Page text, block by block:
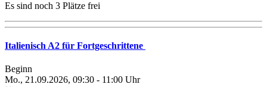
Es sind noch 3 Plätze frei
Italienisch A2 für Fortgeschrittene
Beginn
Mo., 21.09.2026, 09:30 - 11:00 Uhr